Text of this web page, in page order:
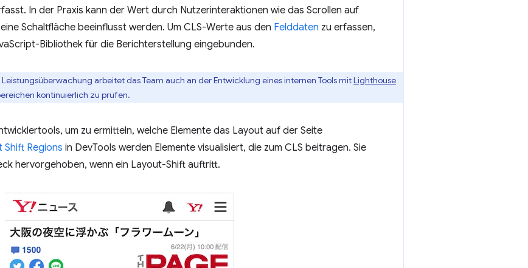
In der Praxis kann der Wert durch Nutzerinteraktionen wie das Scrollen auf
Schaltfläche beeinflusst werden. Um CLS-Werte aus den Felddaten zu erfassen,
Bibliothek für die Berichterstellung eingebunden.
arbeitet das Team auch an der Entwicklung eines internen Tools mitLighthouse
kontinuierlich zu prüfen.
um zu ermitteln, welche Elemente das Layout auf der Seite
Shift Regions in DevTools werden Elemente visualisiert, die zum CLS beitragen. Sie
hervorgehoben, wenn ein Layout-Shift auftritt.